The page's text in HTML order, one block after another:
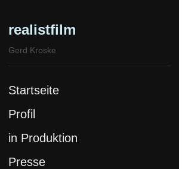
realistfilm
Gerd Kroske
Startseite
Profil
in Produktion
Presse